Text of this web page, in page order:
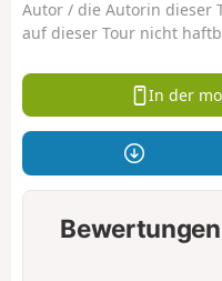
Autor / die Autorin dieser
auf dieser Tour nicht
In der